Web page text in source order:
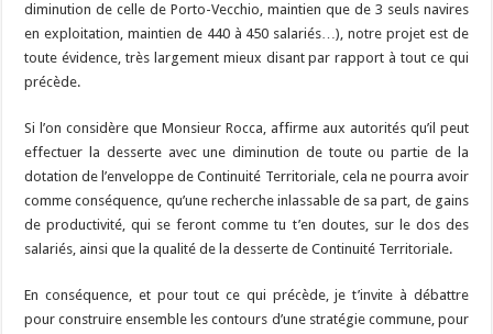
diminution de celle de Porto-Vecchio, maintien que de 3 seuls navires
en exploitation, maintien de 440 à 450 salariés…), notre projet est de
toute évidence, très largement mieux disant par rapport à tout ce qui
précède.
Si l’on considère que Monsieur Rocca, affirme aux autorités qu’il peut
effectuer la desserte avec une diminution de toute ou partie de la
dotation de l’enveloppe de Continuité Territoriale, cela ne pourra avoir
comme conséquence, qu’une recherche inlassable de sa part, de gains
de productivité, qui se feront comme tu t’en doutes, sur le dos des
salariés, ainsi que la qualité de la desserte de Continuité Territoriale.
En conséquence, et pour tout ce qui précède, je t’invite à débattre
pour construire ensemble les contours d’une stratégie commune, pour